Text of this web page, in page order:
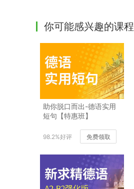
你可能感兴趣的课程
助你脱口而出-德语实用
短句【特惠班】
98.2%好评 免费领取